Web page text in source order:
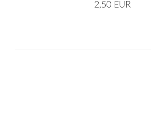
2,50 EUR